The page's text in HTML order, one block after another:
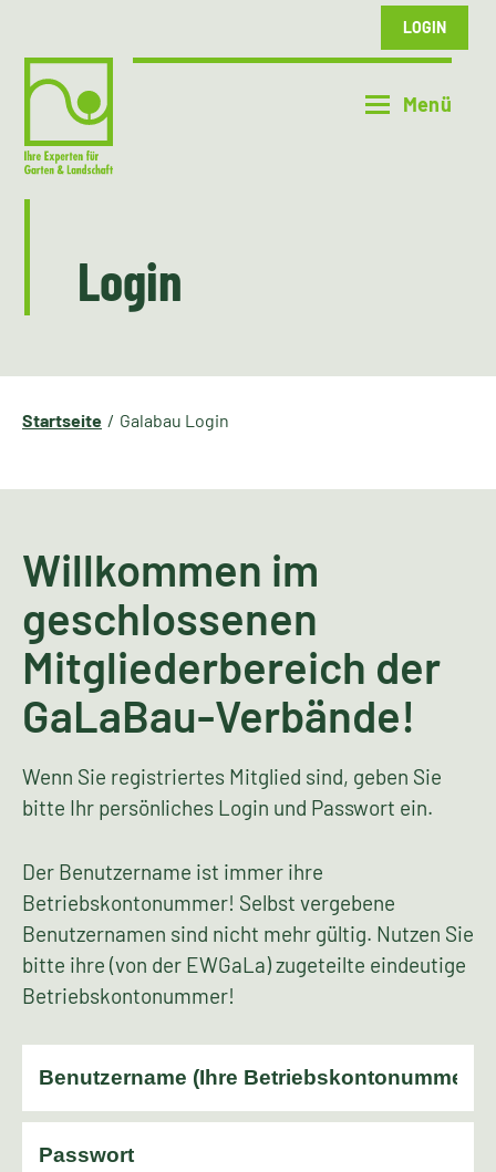
LOGIN
Login
Startseite Galabau Login
Willkommen im
geschlossenen
Mitgliederbereich der
GaLaBau-Verbände!
Wenn Sie registriertes Mitglied sind, geben Sie
bitte Ihr persönliches Login und Passwort ein.
Der Benutzername ist immer ihre
Betriebskontonummer! Selbst vergebene
Benutzernamen sind nicht mehr gültig. Nutzen Sie
bitte ihre (von der EWGaLa) zugeteilte eindeutige
Betriebskontonummer!